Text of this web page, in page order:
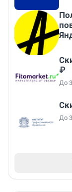
₽
До
До